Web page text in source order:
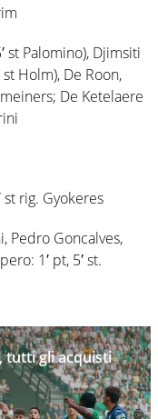
st Palomino), Djimsiti
st Holm), De Roon,
De Ketelaere
st rig. Gyokeres
Pedro Goncalves,
1′ pt, 5′ st.
tutti gli acquisti